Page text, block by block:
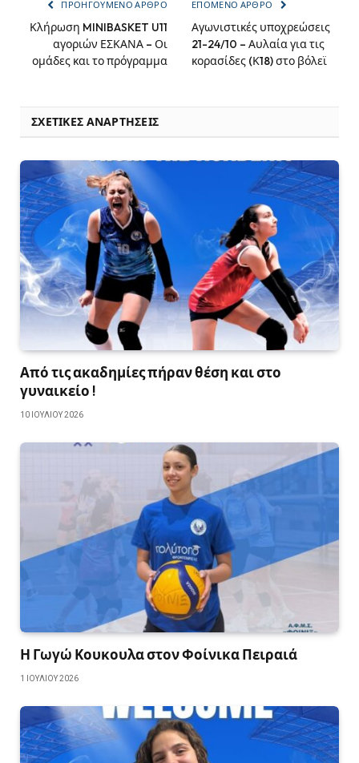
ΠΡΟΗΓΟΎΜΕΝΟ ΆΡΘΡΟ
Κλήρωση MINIBASKET U11
αγοριών ΕΣΚΑΝΑ – Οι
ομάδες και το πρόγραμμα
ΕΠΌΜΕΝΟ ΆΡΘΡΟ
Αγωνιστικές υποχρεώσεις
21-24/10 – Αυλαία για τις
κορασίδες (Κ18) στο βόλεϊ
ΣΧΕΤΙΚΈΣ ΑΝΑΡΤΉΣΕΙΣ
Από τις ακαδημίες πήραν θέση και στο
γυναικείο !
10 ΙΟΥΛΊΟΥ 2026
Η Γωγώ Κουκουλα στον Φοίνικα Πειραιά
1 ΙΟΥΛΊΟΥ 2026